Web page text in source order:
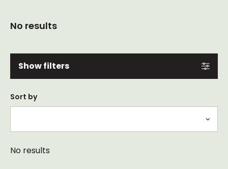
No results
Show filters
Sort by
No results